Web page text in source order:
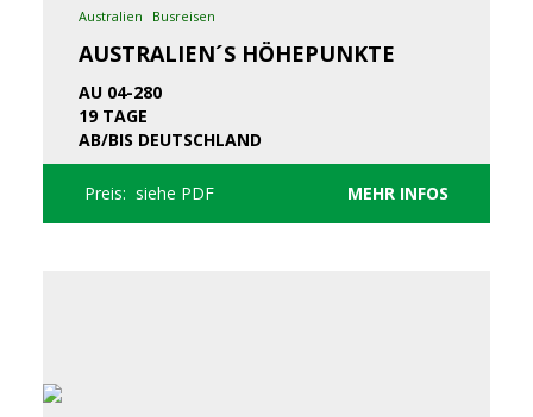
Australien Busreisen
AUSTRALIEN´S HÖHEPUNKTE
AU 04-280
19 TAGE
AB/BIS DEUTSCHLAND
Preis: siehe PDF MEHR INFOS